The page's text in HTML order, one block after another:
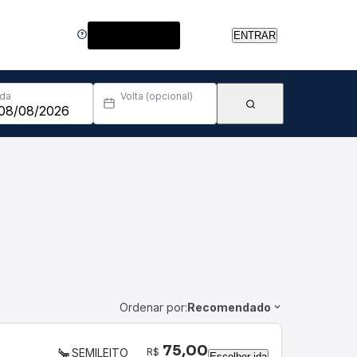
ENTRAR
Volta (opcional)
Ordenar por:Recomendado
SEMILEITO R$ 75,00